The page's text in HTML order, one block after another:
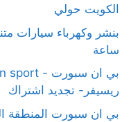
الكويت حولي
ساعة
ريسيفر- تجديد اشتراك
بي ان سبورت المنطقة